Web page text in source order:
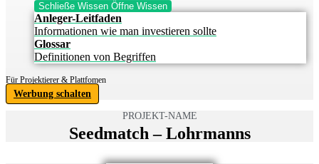
Schließe Wissen Öffne Wissen
Anleger-Leitfaden
Informationen wie man investieren sollte
Glossar
Definitionen von Begriffen
Für Projektierer & Plattfomen
Werbung schalten
PROJEKT-NAME
Seedmatch – Lohrmanns